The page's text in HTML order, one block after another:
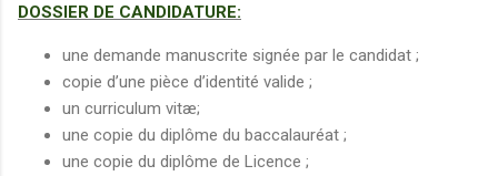
DOSSIER DE CANDIDATURE:
une demande manuscrite signée par le candidat ;
copie d’une pièce d’identité valide ;
un curriculum vitæ;
une copie du diplôme du baccalauréat ;
une copie du diplôme de Licence ;